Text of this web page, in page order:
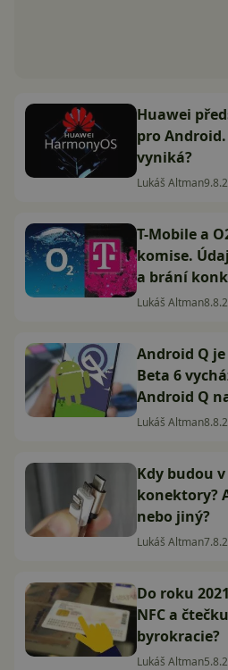
Huawei
pro Android.
vyniká?
Lukáš Altman
T-Mobile a
komise.
a brání
Lukáš Altman
Android Q
Beta 6
Android Q
Lukáš Altman
Kdy budou
konektory?
nebo jiný?
Lukáš Altman
Do roku
NFC a
byrokracie?
Lukáš Altman